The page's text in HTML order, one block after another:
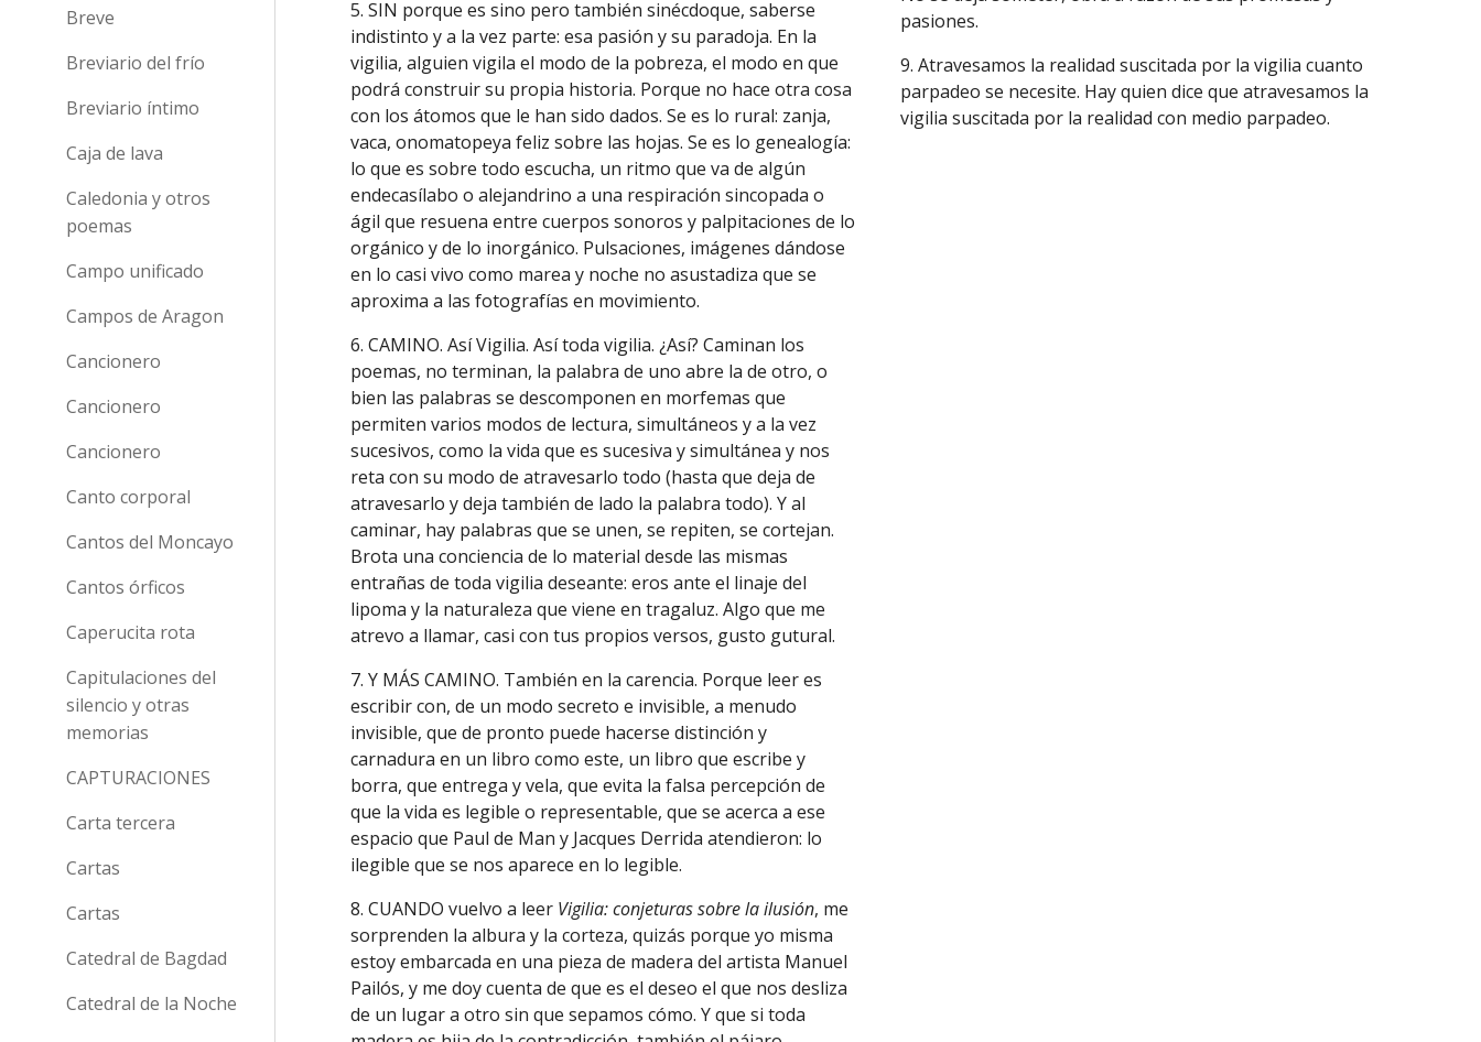
Breve
Breviario del frío
Breviario íntimo
Caja de lava
Caledonia y otros
poemas
Campo unificado
Campos de Aragon
Cancionero
Cancionero
Cancionero
Canto corporal
Cantos del Moncayo
Cantos órficos
Caperucita rota
Capitulaciones del
silencio y otras
memorias
CAPTURACIONES
Carta tercera
Cartas
Cartas
Catedral de Bagdad
Catedral de la Noche
5. SIN porque es sino pero también sinécdoque, saberse
indistinto y a la vez parte: esa pasión y su paradoja. En la
vigilia, alguien vigila el modo de la pobreza, el modo en que
podrá construir su propia historia. Porque no hace otra cosa
con los átomos que le han sido dados. Se es lo rural: zanja,
vaca, onomatopeya feliz sobre las hojas. Se es lo genealogía:
lo que es sobre todo escucha, un ritmo que va de algún
endecasílabo o alejandrino a una respiración sincopada o
ágil que resuena entre cuerpos sonoros y palpitaciones de lo
orgánico y de lo inorgánico. Pulsaciones, imágenes dándose
en lo casi vivo como marea y noche no asustadiza que se
aproxima a las fotografías en movimiento.
6. CAMINO. Así Vigilia. Así toda vigilia. ¿Así? Caminan los
poemas, no terminan, la palabra de uno abre la de otro, o
bien las palabras se descomponen en morfemas que
permiten varios modos de lectura, simultáneos y a la vez
sucesivos, como la vida que es sucesiva y simultánea y nos
reta con su modo de atravesarlo todo (hasta que deja de
atravesarlo y deja también de lado la palabra todo). Y al
caminar, hay palabras que se unen, se repiten, se cortejan.
Brota una conciencia de lo material desde las mismas
entrañas de toda vigilia deseante: eros ante el linaje del
lipoma y la naturaleza que viene en tragaluz. Algo que me
atrevo a llamar, casi con tus propios versos, gusto gutural.
7. Y MÁS CAMINO. También en la carencia. Porque leer es
escribir con, de un modo secreto e invisible, a menudo
invisible, que de pronto puede hacerse distinción y
carnadura en un libro como este, un libro que escribe y
borra, que entrega y vela, que evita la falsa percepción de
que la vida es legible o representable, que se acerca a ese
espacio que Paul de Man y Jacques Derrida atendieron: lo
ilegible que se nos aparece en lo legible.
8. CUANDO vuelvo a leer Vigilia: conjeturas sobre la ilusión, me
sorprenden la albura y la corteza, quizás porque yo misma
estoy embarcada en una pieza de madera del artista Manuel
Pailós, y me doy cuenta de que es el deseo el que nos desliza
de un lugar a otro sin que sepamos cómo. Y que si toda
pasiones.
9. Atravesamos la realidad suscitada por la vigilia cuanto
parpadeo se necesite. Hay quien dice que atravesamos la
vigilia suscitada por la realidad con medio parpadeo.